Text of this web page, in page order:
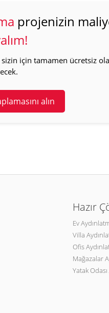
projenizin
sizin için tamamen ücretsiz
alın
Hazır
Ev
Villa
Ofis
Mağazalar
Yatak